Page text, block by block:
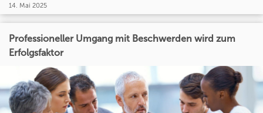
14. Mai 2025
Professioneller Umgang mit Beschwerden wird zum
Erfolgsfaktor